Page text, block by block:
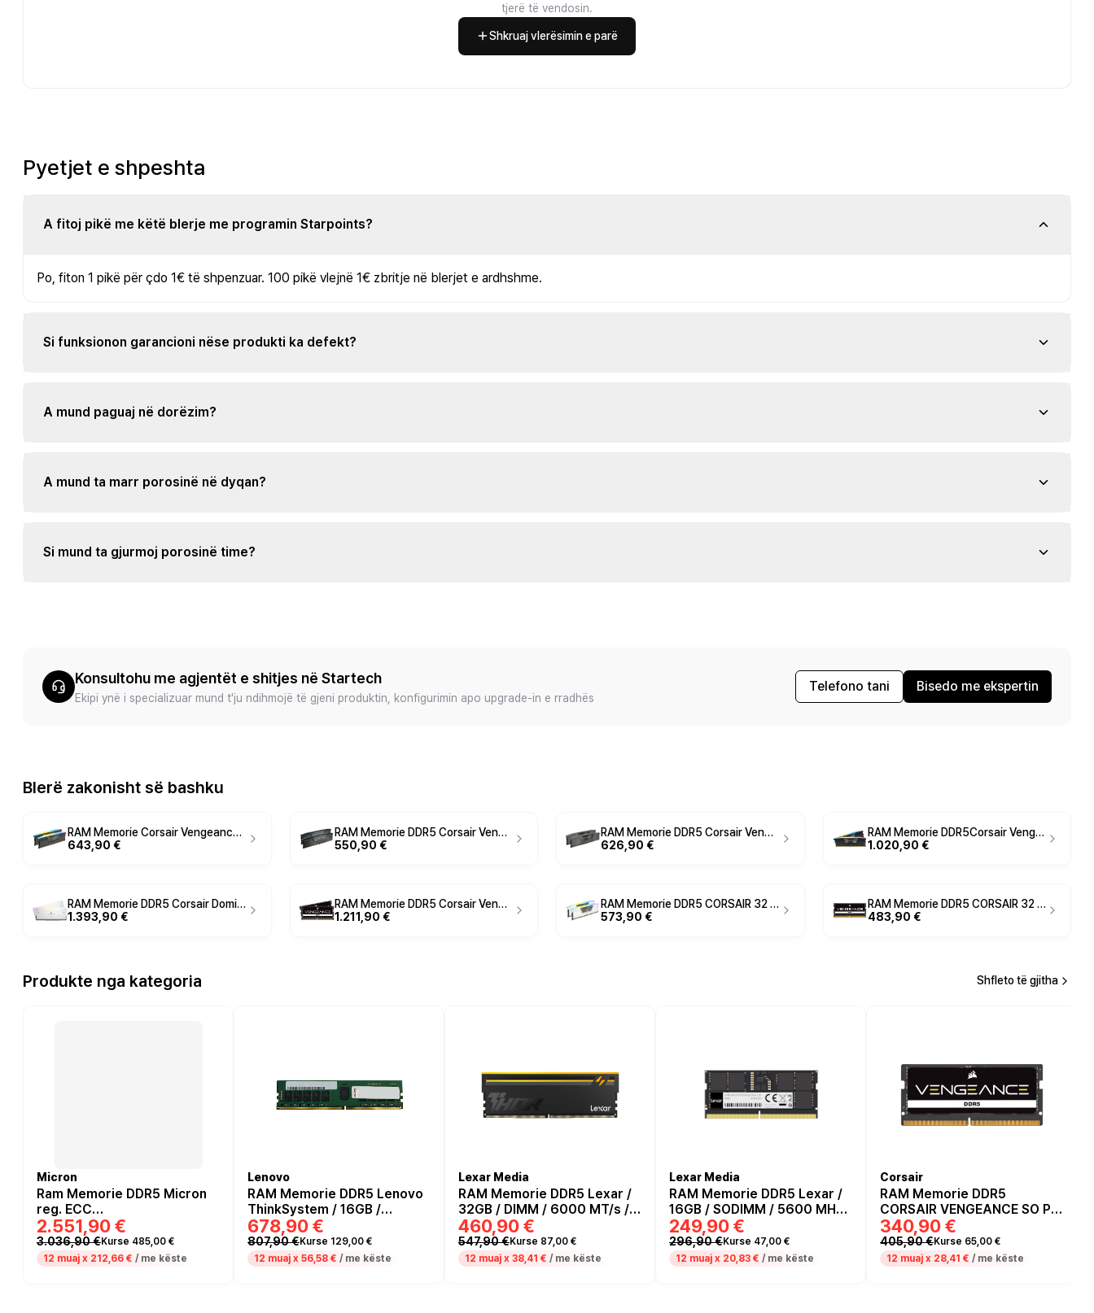
tjerë të vendosin.
Shkruaj vlerësimin e parë
Pyetjet e shpeshta
A fitoj pikë me këtë blerje me programin Starpoints?
Po, fiton 1 pikë për çdo 1€ të shpenzuar. 100 pikë vlejnë 1€ zbritje në blerjet e ardhshme.
Si funksionon garancioni nëse produkti ka defekt?
A mund paguaj në dorëzim?
A mund ta marr porosinë në dyqan?
Si mund ta gjurmoj porosinë time?
Konsultohu me agjentët e shitjes në Startech
Ekipi ynë i specializuar mund t'ju ndihmojë të gjeni produktin, konfigurimin apo upgrade-in e rradhës
Telefono tani Bisedo me ekspertin
Blerë zakonisht së bashku
RAM Memorie Corsair Vengeance RGB 32GB (2×16GB) DDR5 6000MHz CL30 Dual‑Channel Kit / e zezë
643,90 €
RAM Memorie DDR5 Corsair Vengeance 32GB / 6000MHz CL36 / Zezë
550,90 €
RAM Memorie DDR5 Corsair Vengeance 32GB / 6000MHz CL30 EXPO
626,90 €
RAM Memorie DDR5Corsair Vengeance RGB 64GB /6000MHz CL40 / Zezë
1.020,90 €
RAM Memorie DDR5 Corsair Dominator Titanium RGB 64GB / 6400MHz CL32 Kit / Bardhë
1.393,90 €
RAM Memorie DDR5 Corsair Vengeance 96GB / 5200MHz CL44 Kit
1.211,90 €
RAM Memorie DDR5 CORSAIR 32 GB / 6400 MT/s – CL36 – VENGEANCE RGB / Bardhë
573,90 €
RAM Memorie DDR5 CORSAIR 32 GB / 4800 MT/s – CL40 – VENGEANCE RGB / Zezë
483,90 €
Produkte nga kategoria Shfleto të gjitha
Micron
Ram Memorie DDR5 Micron
reg. ECC
MTC40F2046S1RC56BD2 /
5600MHz 64GB CL46
2.551,90 €
3.036,90 €Kurse 485,00 €
12 muaj x 212,66 € / me këste
Lenovo
RAM Memorie DDR5 Lenovo
ThinkSystem / 16GB /
SODIMM / 5600 MHz / 288-
pin
678,90 €
807,90 €Kurse 129,00 €
12 muaj x 56,58 € / me këste
Lexar Media
RAM Memorie DDR5 Lexar /
32GB / DIMM / 6000 MT/s /
Dual‑Kit / 2×16GB / CL38 /
1.35V
460,90 €
547,90 €Kurse 87,00 €
12 muaj x 38,41 € / me këste
Lexar Media
RAM Memorie DDR5 Lexar /
16GB / SODIMM / 5600 MHz /
CL46 / 262-pin
249,90 €
296,90 €Kurse 47,00 €
12 muaj x 20,83 € / me këste
Corsair
RAM Memorie DDR5
CORSAIR VENGEANCE SO PC
24GB 4800MHz CL40
340,90 €
405,90 €Kurse 65,00 €
12 muaj x 28,41 € / me këste